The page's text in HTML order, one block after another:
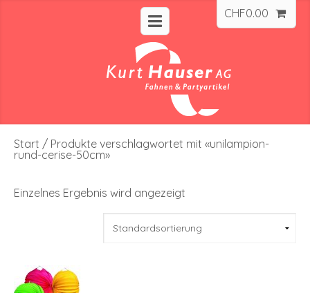
CHF0.00
Start / Produkte verschlagwortet mit «unilampion-
rund-cerise-50cm»
Einzelnes Ergebnis wird angezeigt